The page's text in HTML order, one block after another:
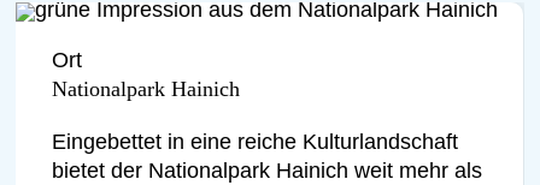
freuen uns auf Sie!
Ort
Nationalpark Hainich
Eingebettet in eine reiche Kulturlandschaft
bietet der Nationalpark Hainich weit mehr als